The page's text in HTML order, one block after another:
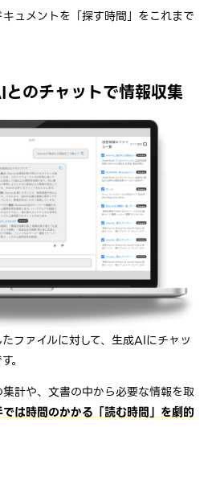
ュメントを「探す時間」をこれまで
のチャットで情報収集
ファイルに対して、生成AIにチャッ
。
計や、文書の中から必要な情報を取
は時間のかかる「読む時間」を劇的